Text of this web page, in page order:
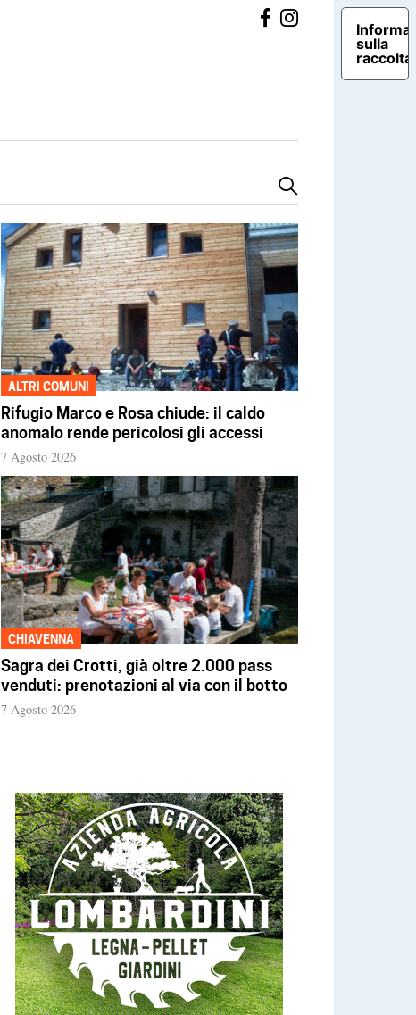
ALTRI COMUNI
Rifugio Marco e Rosa chiude: il caldo
anomalo rende pericolosi gli accessi
7 Agosto 2026
CHIAVENNA
Sagra dei Crotti, già oltre 2.000 pass
venduti: prenotazioni al via con il botto
7 Agosto 2026
sulla
raccolta